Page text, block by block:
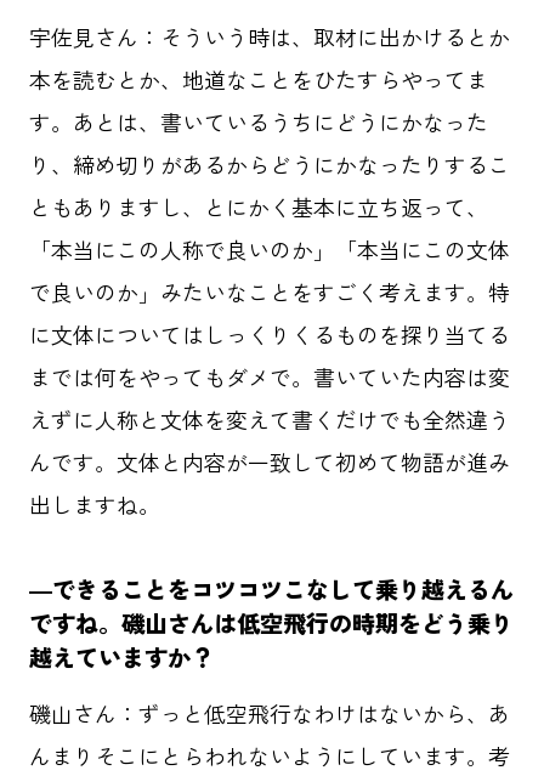
宇佐見さん：そういう時は、取材に出かけるとか
本を読むとか、地道なことをひたすらやってま
す。あとは、書いているうちにどうにかなった
り、締め切りがあるからどうにかなったりするこ
ともありますし、とにかく基本に立ち返って、
「本当にこの人称で良いのか」「本当にこの文体
で良いのか」みたいなことをすごく考えます。特
に文体についてはしっくりくるものを探り当てる
までは何をやってもダメで。書いていた内容は変
えずに人称と文体を変えて書くだけでも全然違う
んです。文体と内容が一致して初めて物語が進み
出しますね。
―できることをコツコツこなして乗り越えるん
ですね。磯山さんは低空飛行の時期をどう乗り
越えていますか？
磯山さん：ずっと低空飛行なわけはないから、あ
んまりそこにとらわれないようにしています。考